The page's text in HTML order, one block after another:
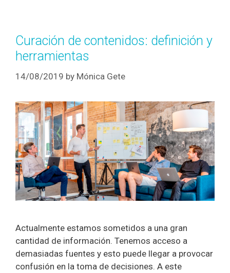
Curación de contenidos: definición y
herramientas
14/08/2019 by Mónica Gete
Actualmente estamos sometidos a una gran
cantidad de información. Tenemos acceso a
demasiadas fuentes y esto puede llegar a provocar
confusión en la toma de decisiones. A este